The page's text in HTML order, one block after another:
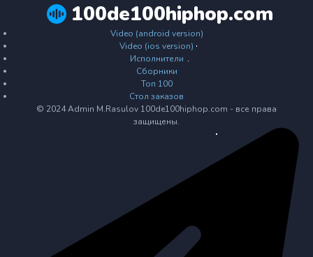
100de100hiphop.com
Video (android version)
Video (ios version)
Исполнители
Сборники
Топ 100
Стол заказов
© 2024 Admin M.Rasulov 100de100hiphop.com - все права
защищены.